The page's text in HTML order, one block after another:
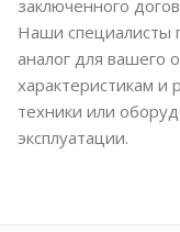
заключенного
Наши специалисты
аналог для вашего
характеристикам и
техники или
эксплуатации.